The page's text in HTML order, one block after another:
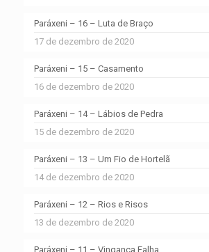
Paráxeni – 16 – Luta de Braço
17 de dezembro de 2020
Paráxeni – 15 – Casamento
16 de dezembro de 2020
Paráxeni – 14 – Lábios de Pedra
15 de dezembro de 2020
Paráxeni – 13 – Um Fio de Hortelã
14 de dezembro de 2020
Paráxeni – 12 – Rios e Risos
13 de dezembro de 2020
Paráxeni – 11 – Vingança Falha